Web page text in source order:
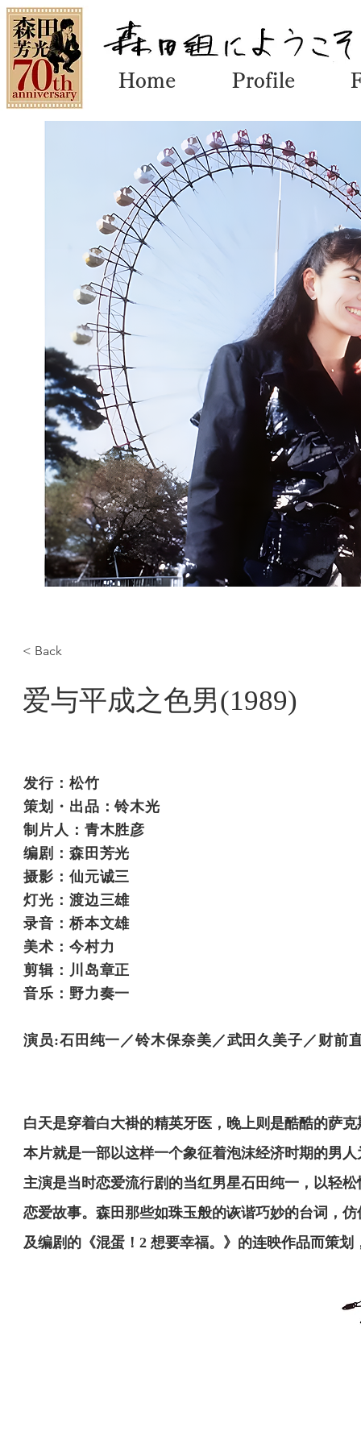
Home Profile
< Back
爱与平成之色男(1989)
发行：松竹
策划・出品：铃木光
制片人：青木胜彦
编剧：森田芳光
摄影：仙元诚三
灯光：渡边三雄
录音：桥本文雄
美术：今村力
剪辑：川岛章正
音乐：野力奏一
演员:石田纯一／铃木保奈美／武田久美子／财前
白天是穿着白大褂的精英牙医，晚上则是酷酷的萨
本片就是一部以这样一个象征着泡沫经济时期的男
主演是当时恋爱流行剧的当红男星石田纯一，以轻
恋爱故事。森田那些如珠玉般的诙谐巧妙的台词，
及编剧的《混蛋！2 想要幸福。》的连映作品而策